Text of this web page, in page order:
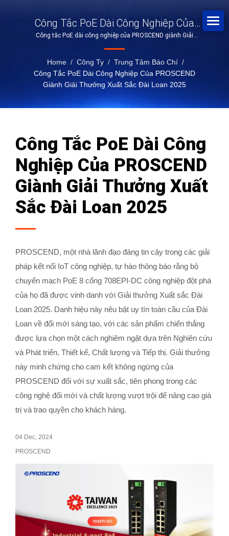
Công Tắc PoE Dài Công Nghiệp Của
PROSCEND Giành Giải Thưởng Xuất
Sắc Đài Loan 2025
Công tắc PoE dài công nghiệp của PROSCEND giành Giải
Home / Công Ty / Trung Tâm Báo Chí /
Công Tắc PoE Dài Công Nghiệp Của PROSCEND
Giành Giải Thưởng Xuất Sắc Đài Loan 2025
Công Tắc PoE Dài Công
Nghiệp Của PROSCEND
Giành Giải Thưởng Xuất
Sắc Đài Loan 2025
PROSCEND, một nhà lãnh đạo đáng tin cậy trong các giải
pháp kết nối IoT công nghiệp, tự hào thông báo rằng bộ
chuyển mạch PoE 8 cổng 708EPI-DC công nghiệp đột phá
của họ đã được vinh danh với Giải thưởng Xuất sắc Đài
Loan 2025. Danh hiệu này nêu bật uy tín toàn cầu của Đài
Loan về đổi mới sáng tạo, với các sản phẩm chiến thắng
được lựa chọn một cách nghiêm ngặt dựa trên Nghiên cứu
và Phát triển, Thiết kế, Chất lượng và Tiếp thị. Giải thưởng
này minh chứng cho cam kết không ngừng của
PROSCEND đối với sự xuất sắc, tiên phong trong các
công nghệ đổi mới và chất lượng vượt trội để nâng cao giá
trị và trao quyền cho khách hàng.
04 Dec, 2024
PROSCEND